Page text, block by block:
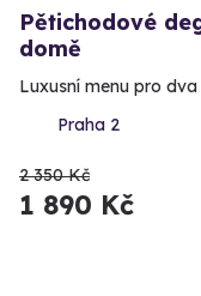
Pětichodové
domě
Luxusní menu pro
Praha 2
2 350 Kč
1 890 Kč